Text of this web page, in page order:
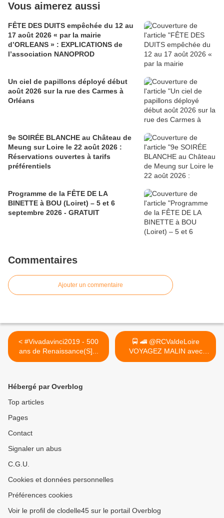
Vous aimerez aussi
FÊTE DES DUITS empêchée du 12 au
17 août 2026 « par la mairie
d’ORLEANS » : EXPLICATIONS de
l’association NANOPROD
Un ciel de papillons déployé début
août 2026 sur la rue des Carmes à
Orléans
9e SOIRÉE BLANCHE au Château de
Meung sur Loire le 22 août 2026 :
Réservations ouvertes à tarifs
préférentiels
Programme de la FÊTE DE LA
BINETTE à BOU (Loiret) – 5 et 6
septembre 2026 - GRATUIT
Commentaires
Ajouter un commentaire
< #Vivadavinci2019 - 500
ans de Renaissance(S]...
🚍 🚄 @RCValdeLoire
VOYAGEZ MALIN avec
Rémi... >
Hébergé par Overblog
Top articles
Pages
Contact
Signaler un abus
C.G.U.
Cookies et données personnelles
Préférences cookies
Voir le profil de clodelle45 sur le portail Overblog